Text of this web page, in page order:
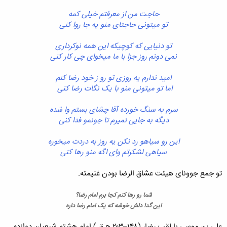
حاجت من از معرفتم خیلی کمه
تو میتونی حاجتای منو یه جا روا کنی
تو دنیایی که کوچیکه این همه نوکرداری
نمی دونم روز جزا با ما میخوای چی کار کنی
امید ندارم یه روزی تو رو ز خود رضا کنم
اما تو میتونی منو با یک نگات رضا کنی
سرم به سنگ خورده آقا چشای بستم وا شده
دیگه به جایی نمیرم تا جونمو فدا کنی
این رو سیاهو رد نکن یه روز به دردت میخوره
سیاهی لشکرتم وای اگه منو رها کنی
تو جمع جوونای هیئت عشاق الرضا بودن غنیمته.​
شما رو رها کنم کجا برم امام رضا؟
این گدا دلش خوشه که یک امام رضا داره